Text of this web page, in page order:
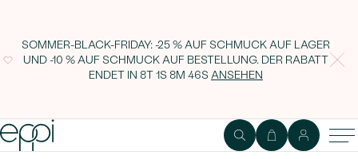
SOMMER-BLACK-FRIDAY: -25 % AUF SCHMUCK AUF LAGER
UND -10 % AUF SCHMUCK AUF BESTELLUNG. DER RABATT
ENDET IN 8T 1S 8M 45S ANSEHEN